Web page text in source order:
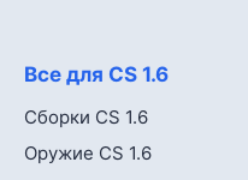
Все для CS 1.6
Сборки CS 1.6
Оружие CS 1.6